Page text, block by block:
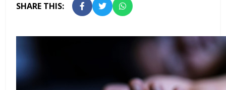
SHARE THIS: